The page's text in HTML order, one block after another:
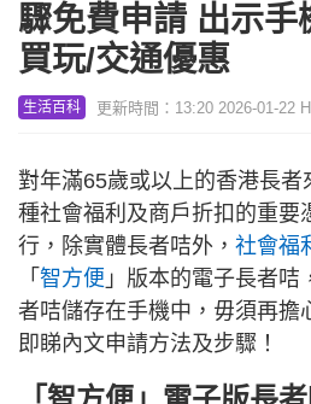
驟免費申請 出示手
買玩/交通優惠
生活百科 更新時間：13:20 2026-01-22
對年滿65歲或以上的香港長
種社會福利及商戶折扣的重要
行，除實體長者咭外， 社會福
「 智方便 」版本的電子長者
者咭儲存在手機中，毋須再擔
即睇內文申請方法及步驟！